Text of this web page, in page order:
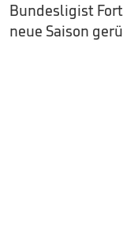
Bundesligist
neue Saison